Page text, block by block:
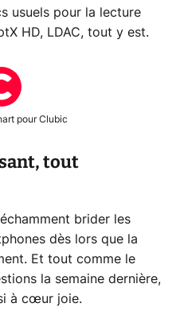
usuels pour la lecture
HD, LDAC, tout y est.
pour Clubic
tout
brider les
dès lors que la
Et tout comme le
la semaine dernière,
à cœur joie.